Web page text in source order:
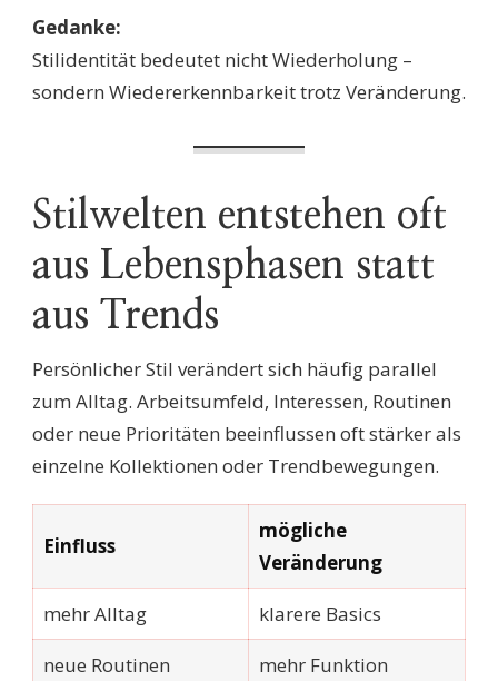
Gedanke:
Stilidentität bedeutet nicht Wiederholung –
sondern Wiedererkennbarkeit trotz Veränderung.
Stilwelten entstehen oft
aus Lebensphasen statt
aus Trends
Persönlicher Stil verändert sich häufig parallel
zum Alltag. Arbeitsumfeld, Interessen, Routinen
oder neue Prioritäten beeinflussen oft stärker als
einzelne Kollektionen oder Trendbewegungen.
Einfluss
mögliche
Veränderung
mehr Alltag
klarere Basics
neue Routinen
mehr Funktion